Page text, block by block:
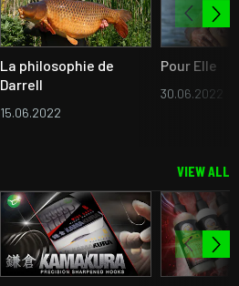
La philosophie de
Darrell
15.06.2022
Pour Elle
30.06.2022
VIEW ALL